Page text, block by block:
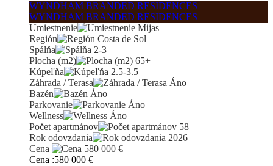
WYNDHAM BRANDED RESIDENCES
WYNDHAM BRANDED RESIDENCES
Umiestnenie
Mijas
Región
Costa de Sol
Spálňa
2-3
Plocha (m2)
65+
Kúpeľňa
2.5-3.5
Záhrada / Terasa
Áno
Bazén
Áno
Parkovanie
Áno
Wellness
Áno
Počet apartmánov
58
Rok odovzdania
2026
Cena
580 000 €
Cena :580 000 €